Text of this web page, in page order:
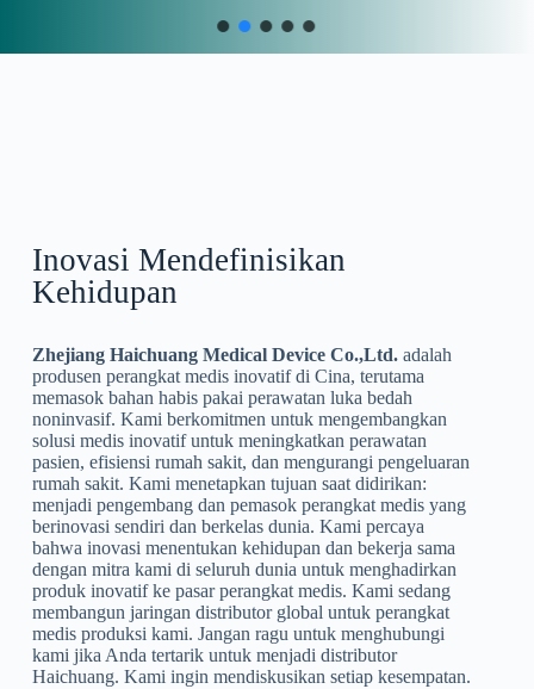
Inovasi Mendefinisikan
Kehidupan
Zhejiang Haichuang Medical Device Co.,Ltd.adalah
produsen perangkat medis inovatif di Cina, terutama
memasok bahan habis pakai perawatan luka bedah
noninvasif. Kami berkomitmen untuk mengembangkan
solusi medis inovatif untuk meningkatkan perawatan
pasien, efisiensi rumah sakit, dan mengurangi pengeluaran
rumah sakit. Kami menetapkan tujuan saat didirikan:
menjadi pengembang dan pemasok perangkat medis yang
berinovasi sendiri dan berkelas dunia. Kami percaya
bahwa inovasi menentukan kehidupan dan bekerja sama
dengan mitra kami di seluruh dunia untuk menghadirkan
produk inovatif ke pasar perangkat medis. Kami sedang
membangun jaringan distributor global untuk perangkat
medis produksi kami. Jangan ragu untuk menghubungi
kami jika Anda tertarik untuk menjadi distributor
Haichuang. Kami ingin mendiskusikan setiap kesempatan.